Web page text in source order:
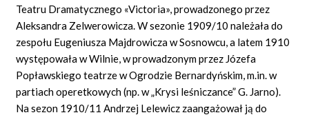
Teatru Dramatycznego «Victoria», prowadzonego przez
Aleksandra Zelwerowicza. W sezonie 1909/10 należała do
zespołu Eugeniusza Majdrowicza w Sosnowcu, a latem 1910
występowała w Wilnie, w prowadzonym przez Józefa
Popławskiego teatrze w Ogrodzie Bernardyńskim, m.in. w
partiach operetkowych (np. w „Krysi leśniczance” G. Jarno).
Na sezon 1910/11 Andrzej Lelewicz zaangażował ją do